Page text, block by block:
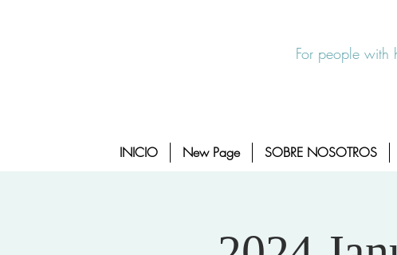
For people with
INICIO New Page SOBRE NOSOTROS